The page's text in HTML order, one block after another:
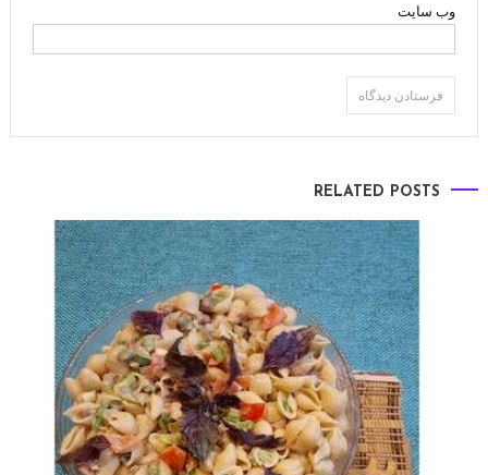
وب‌ سایت
RELATED POSTS